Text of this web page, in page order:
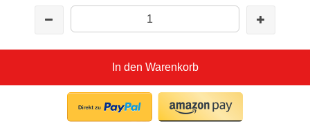
In den Warenkorb